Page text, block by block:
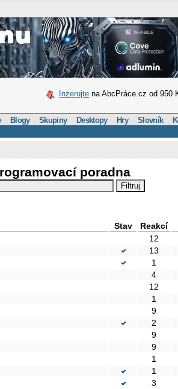
Inzerujte na AbcPráce.cz od 950
Blogy Skupiny Desktopy Hry Slovník
poradna
Stav Reakcí
12
13
1
4
12
1
9
2
9
9
1
1
3